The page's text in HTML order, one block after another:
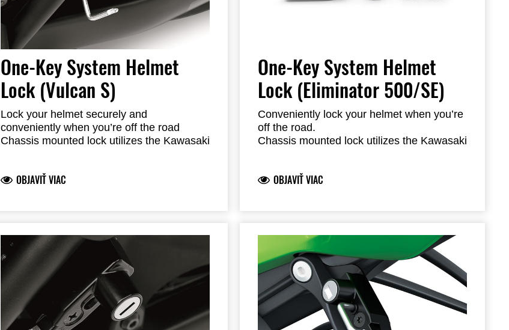
One-Key System Helmet
Lock (Vulcan S)
Lock your helmet securely and
conveniently when you’re off the road
Chassis mounted lock utilizes the Kawasaki
Steel construction
OBJAVIŤ VIAC
One-Key System Helmet
Lock (Eliminator 500/SE)
Conveniently lock your helmet when you’re
off the road.
Chassis mounted lock utilizes the Kawasaki
Steel construction
OBJAVIŤ VIAC